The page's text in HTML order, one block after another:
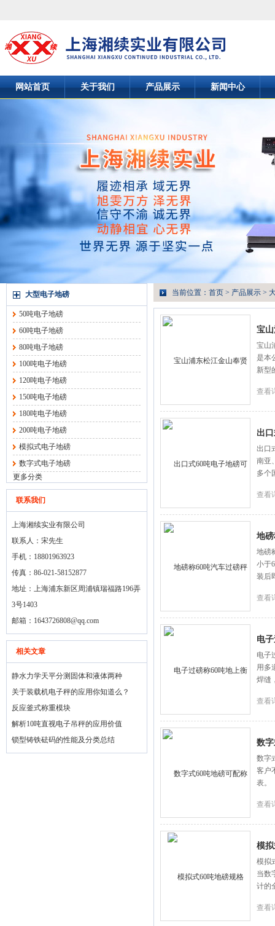
网站首页 关于我们 产品展示 新闻中心
大型电子地磅
50吨电子地磅
60吨电子地磅
80吨电子地磅
100吨电子地磅
120吨电子地磅
150吨电子地磅
180吨电子地磅
200吨电子地磅
模拟式电子地磅
数字式电子地磅
更多分类
联系我们
上海湘续实业有限公司
联系人：宋先生
手机：18801963923
传真：86-021-58152877
地址：上海浦东新区周浦镇瑞福路196弄
3号1403
邮箱： 1643726808@qq.com
相关文章
静水力学天平分测固体和液体两种
关于装载机电子秤的应用你知道么？
反应釜式称重模块
解析10吨直视电子吊秤的应用价值
锁型铸铁砝码的性能及分类总结
当前位置： 首页 > 产品展示 >
宝
宝山
是本
新型
查看
出
出口
南亚
多个
查看
地
地磅
小于
装后
查看
电
电子
用多
焊缝
查看
数
数字
客户
表。
查看
模
模拟
当数
计的
查看